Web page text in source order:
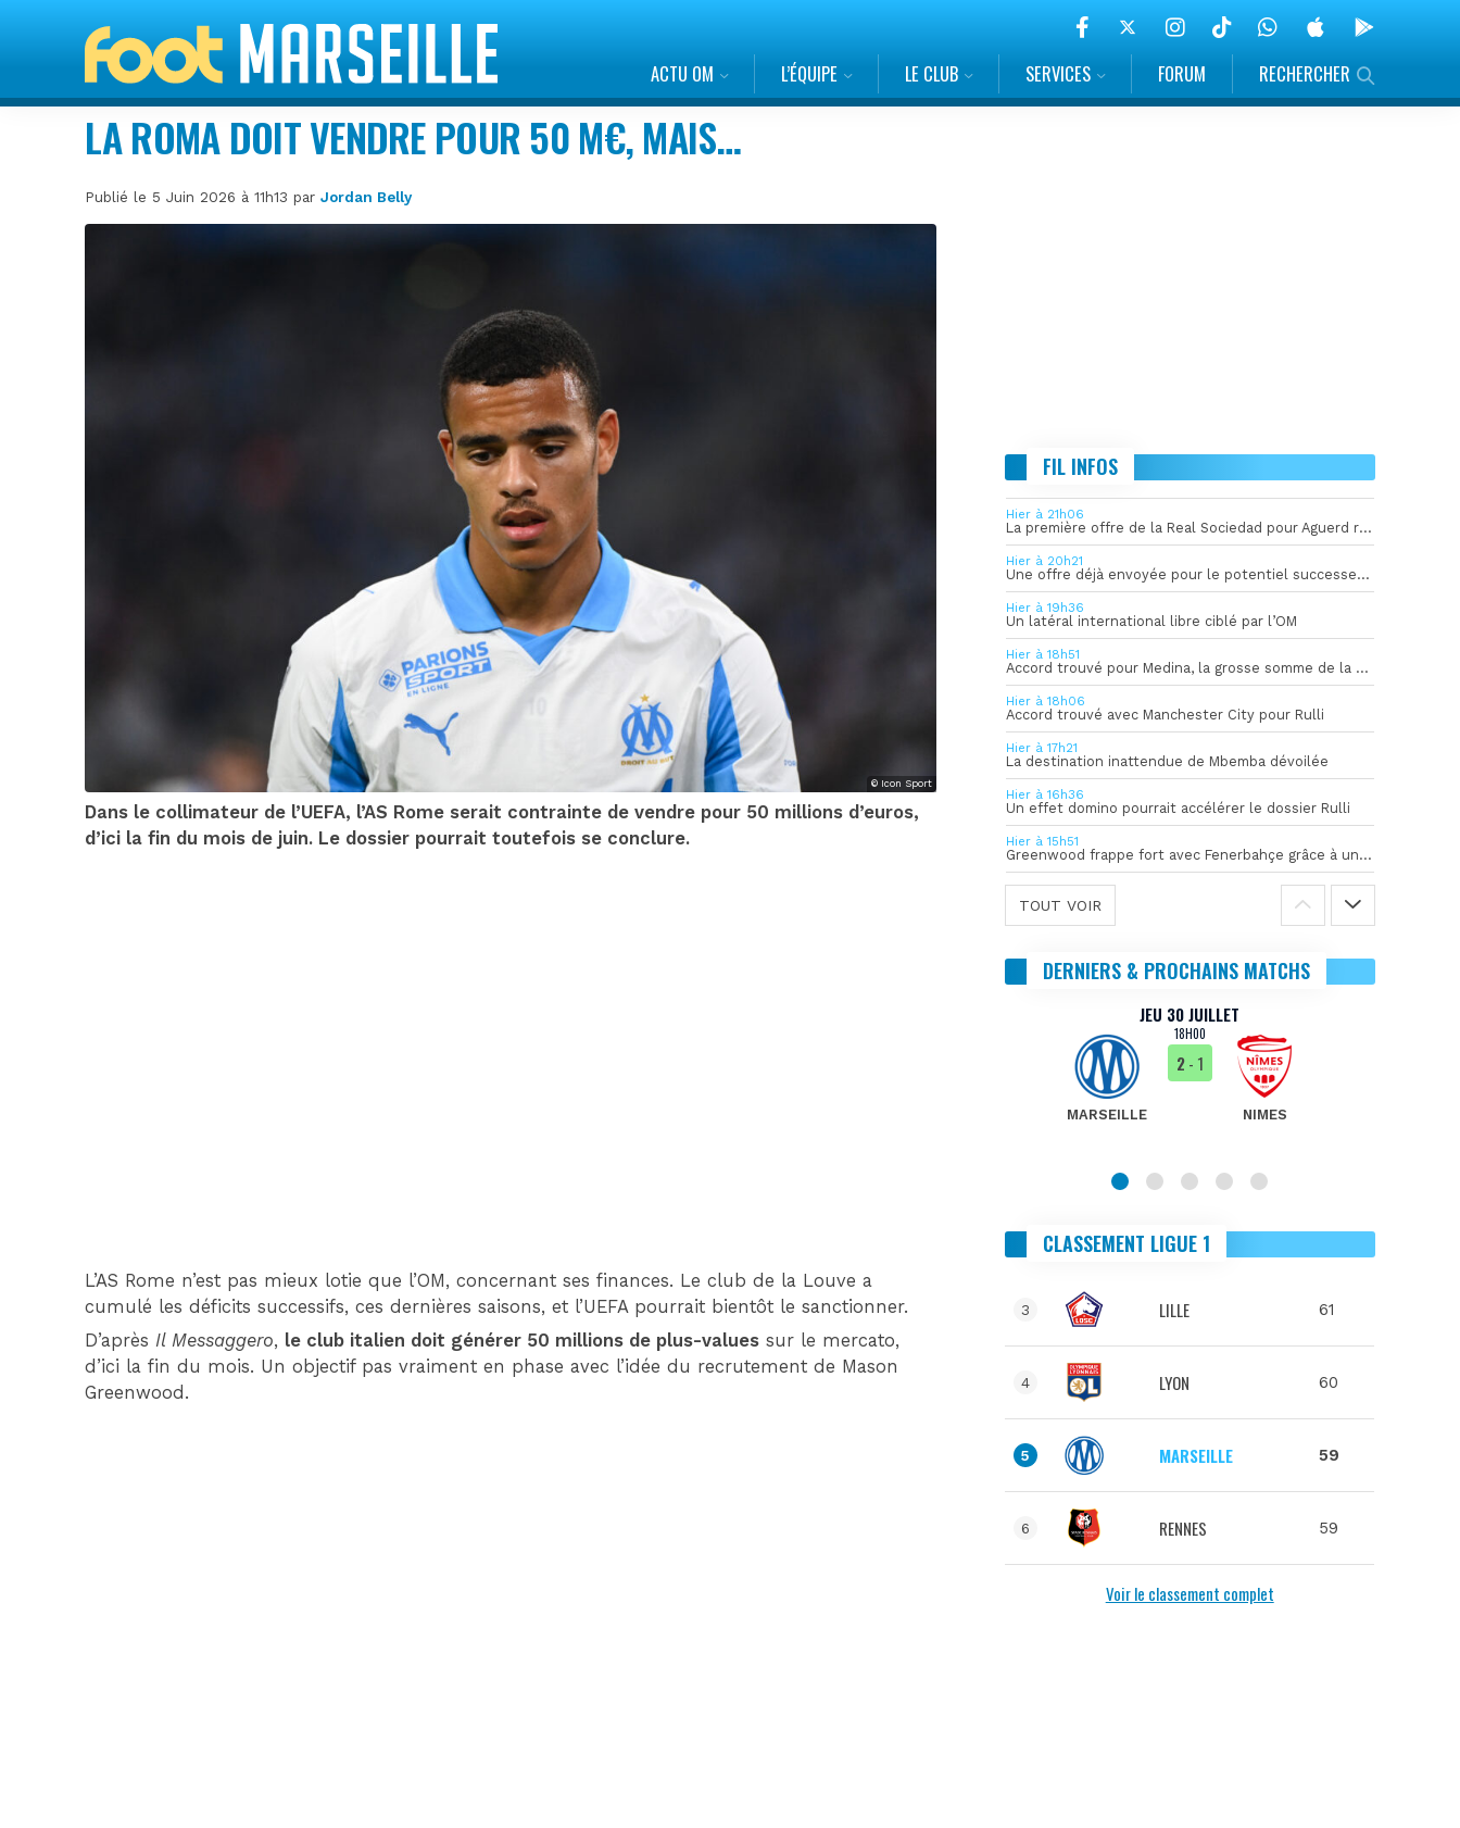
ACTU OM L’ÉQUIPE LE CLUB SERVICES FORUM RECHERCHER
LA ROMA DOIT VENDRE POUR 50 M€, MAIS…
Publié le 5 Juin 2026 à 11h13 parJordan Belly
© Icon Sport
Dans le collimateur de l’UEFA, l’AS Rome serait contrainte de vendre pour 50 millions d’euros,
d’ici la fin du mois de juin. Le dossier pourrait toutefois se conclure.
L’AS Rome n’est pas mieux lotie que l’OM, concernant ses finances. Le club de la Louve a
cumulé les déficits successifs, ces dernières saisons, et l’UEFA pourrait bientôt le sanctionner.
D’après Il Messaggero, le club italien doit générer 50 millions de plus-values sur le mercato,
d’ici la fin du mois. Un objectif pas vraiment en phase avec l’idée du recrutement de Mason
Greenwood.
FIL INFOS
Hier à 21h06
La première offre de la Real Sociedad pour Aguerd refusée par l’OM
Hier à 20h21
Une offre déjà envoyée pour le potentiel successeur de Rulli
Hier à 19h36
Un latéral international libre ciblé par l’OM
Hier à 18h51
Accord trouvé pour Medina, la grosse somme de la vente dévoilée
Hier à 18h06
Accord trouvé avec Manchester City pour Rulli
Hier à 17h21
La destination inattendue de Mbemba dévoilée
Hier à 16h36
Un effet domino pourrait accélérer le dossier Rulli
Hier à 15h51
Greenwood frappe fort avec Fenerbahçe grâce à un but spectaculaire
TOUT VOIR
DERNIERS & PROCHAINS MATCHS
JEU 30 JUILLET
18H00
MARSEILLE
2- 1
NIMES
CLASSEMENT LIGUE 1
3 LILLE 61
4 LYON 60
5 MARSEILLE 59
6 RENNES 59
Voir le classement complet